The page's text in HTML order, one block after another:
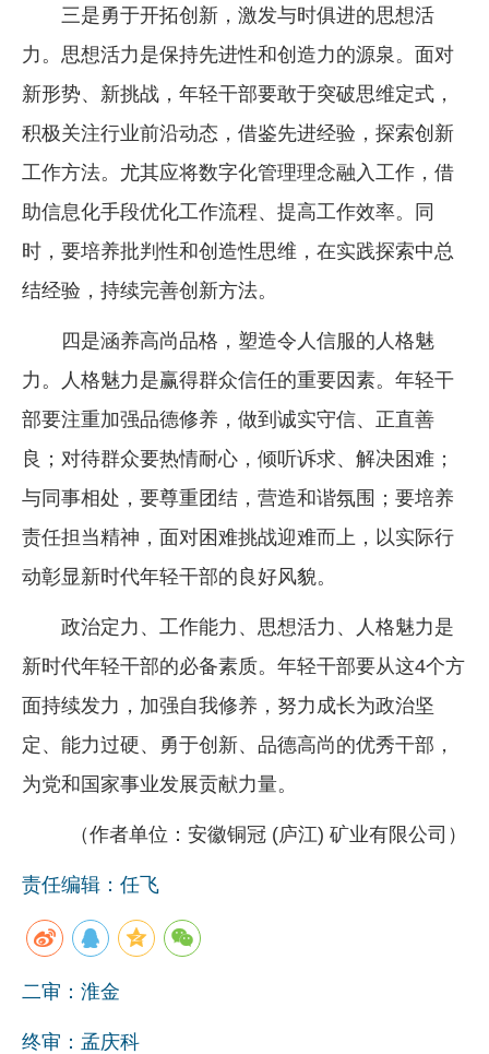
三是勇于开拓创新，激发与时俱进的思想活
力。思想活力是保持先进性和创造力的源泉。面对
新形势、新挑战，年轻干部要敢于突破思维定式，
积极关注行业前沿动态，借鉴先进经验，探索创新
工作方法。尤其应将数字化管理理念融入工作，借
助信息化手段优化工作流程、提高工作效率。同
时，要培养批判性和创造性思维，在实践探索中总
结经验，持续完善创新方法。
四是涵养高尚品格，塑造令人信服的人格魅
力。人格魅力是赢得群众信任的重要因素。年轻干
部要注重加强品德修养，做到诚实守信、正直善
良；对待群众要热情耐心，倾听诉求、解决困难；
与同事相处，要尊重团结，营造和谐氛围；要培养
责任担当精神，面对困难挑战迎难而上，以实际行
动彰显新时代年轻干部的良好风貌。
政治定力、工作能力、思想活力、人格魅力是
新时代年轻干部的必备素质。年轻干部要从这4个方
面持续发力，加强自我修养，努力成长为政治坚
定、能力过硬、勇于创新、品德高尚的优秀干部，
为党和国家事业发展贡献力量。
（作者单位：安徽铜冠 (庐江) 矿业有限公司）
责任编辑：任飞
二审：淮金
终审：孟庆科